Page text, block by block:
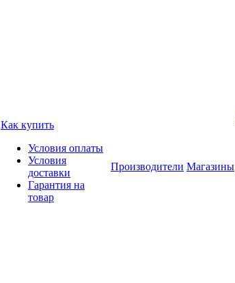
Как купить
Условия оплаты
Условия
доставки
Гарантия на
товар
Производители Магазины